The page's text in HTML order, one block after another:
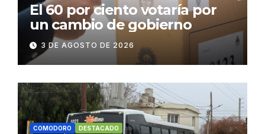
El 60 por ciento votaría por
un cambio de gobierno
3 DE AGOSTO DE 2026
COMODORO DESTACADO